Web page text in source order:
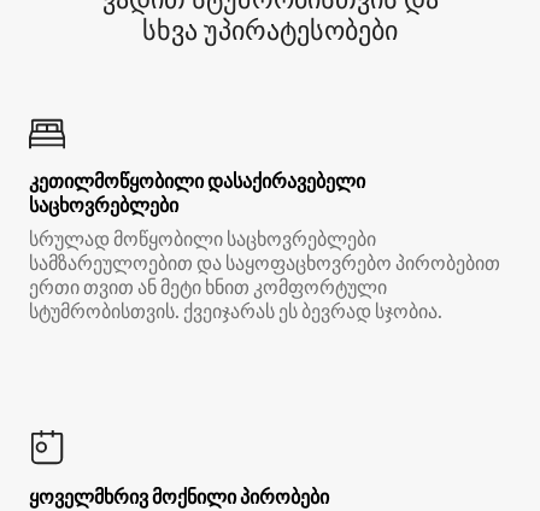
სხვა უპირატესობები
კეთილმოწყობილი დასაქირავებელი
საცხოვრებლები
სრულად მოწყობილი საცხოვრებლები
სამზარეულოებით და საყოფაცხოვრებო პირობებით
ერთი თვით ან მეტი ხნით კომფორტული
სტუმრობისთვის. ქვეიჯარას ეს ბევრად სჯობია.
ყოველმხრივ მოქნილი პირობები